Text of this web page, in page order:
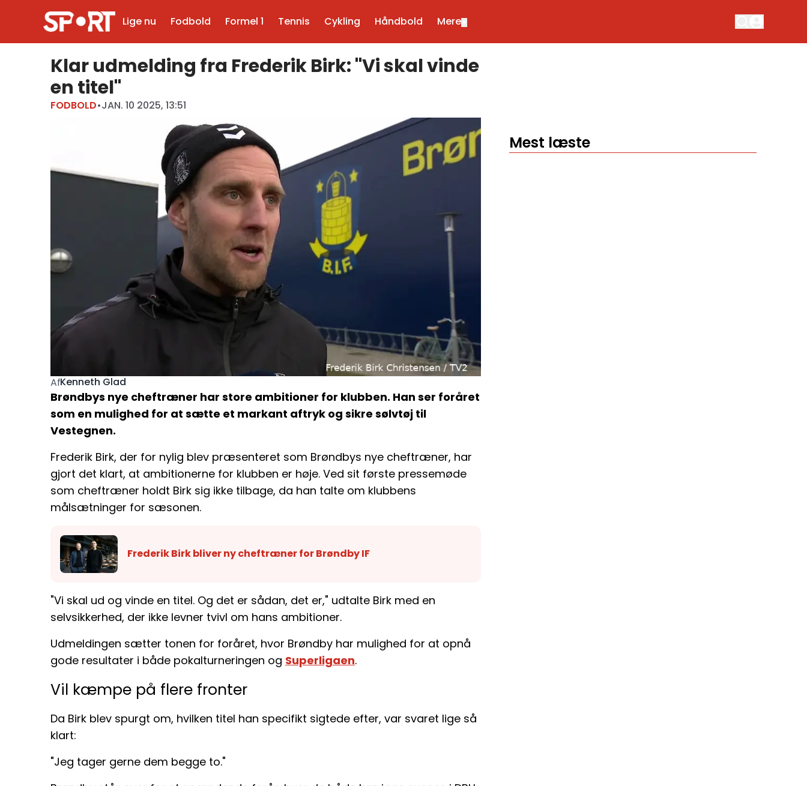
Lige nu Fodbold Formel 1 Tennis Cykling Håndbold Mere
Klar udmelding fra Frederik Birk: "Vi skal vinde
en titel"
FODBOLD•JAN. 10 2025, 13:51
AfKenneth Glad
Brøndbys nye cheftræner har store ambitioner for klubben. Han ser foråret
som en mulighed for at sætte et markant aftryk og sikre sølvtøj til
Vestegnen.
Frederik Birk, der for nylig blev præsenteret som Brøndbys nye cheftræner, har
gjort det klart, at ambitionerne for klubben er høje. Ved sit første pressemøde
som cheftræner holdt Birk sig ikke tilbage, da han talte om klubbens
målsætninger for sæsonen.
Frederik Birk bliver ny cheftræner for Brøndby IF
"Vi skal ud og vinde en titel. Og det er sådan, det er," udtalte Birk med en
selvsikkerhed, der ikke levner tvivl om hans ambitioner.
Udmeldingen sætter tonen for foråret, hvor Brøndby har mulighed for at opnå
gode resultater i både pokalturneringen og Superligaen.
Vil kæmpe på flere fronter
Da Birk blev spurgt om, hvilken titel han specifikt sigtede efter, var svaret lige så
klart:
"Jeg tager gerne dem begge to."
Mest læste